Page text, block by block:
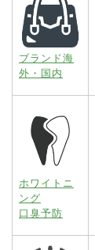
ブランド海
外・国内
ホワイトニ
ング
口臭予防